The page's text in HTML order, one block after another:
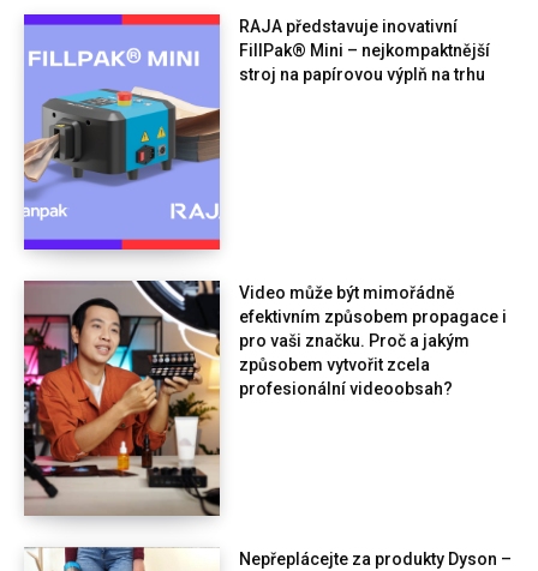
RAJA představuje inovativní
FillPak® Mini – nejkompaktnější
stroj na papírovou výplň na trhu
Video může být mimořádně
efektivním způsobem propagace i
pro vaši značku. Proč a jakým
způsobem vytvořit zcela
profesionální videoobsah?
Nepřeplácejte za produkty Dyson –